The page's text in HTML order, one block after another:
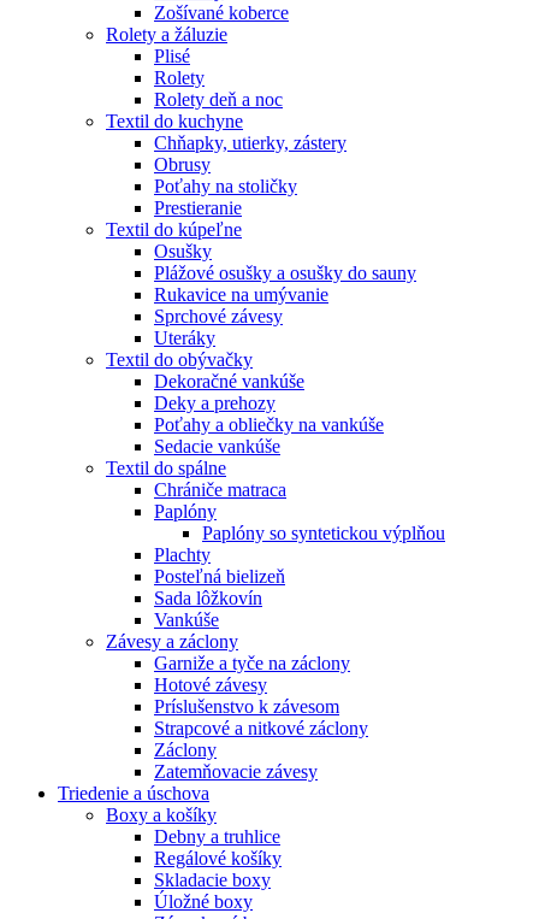
Zošívané koberce
Rolety a žáluzie
Plisé
Rolety
Rolety deň a noc
Textil do kuchyne
Chňapky, utierky, zástery
Obrusy
Poťahy na stoličky
Prestieranie
Textil do kúpeľne
Osušky
Plážové osušky a osušky do sauny
Rukavice na umývanie
Sprchové závesy
Uteráky
Textil do obývačky
Dekoračné vankúše
Deky a prehozy
Poťahy a obliečky na vankúše
Sedacie vankúše
Textil do spálne
Chrániče matraca
Paplóny
Paplóny so syntetickou výplňou
Plachty
Posteľná bielizeň
Sada lôžkovín
Vankúše
Závesy a záclony
Garniže a tyče na záclony
Hotové závesy
Príslušenstvo k závesom
Strapcové a nitkové záclony
Záclony
Zatemňovacie závesy
Triedenie a úschova
Boxy a košíky
Debny a truhlice
Regálové košíky
Skladacie boxy
Úložné boxy